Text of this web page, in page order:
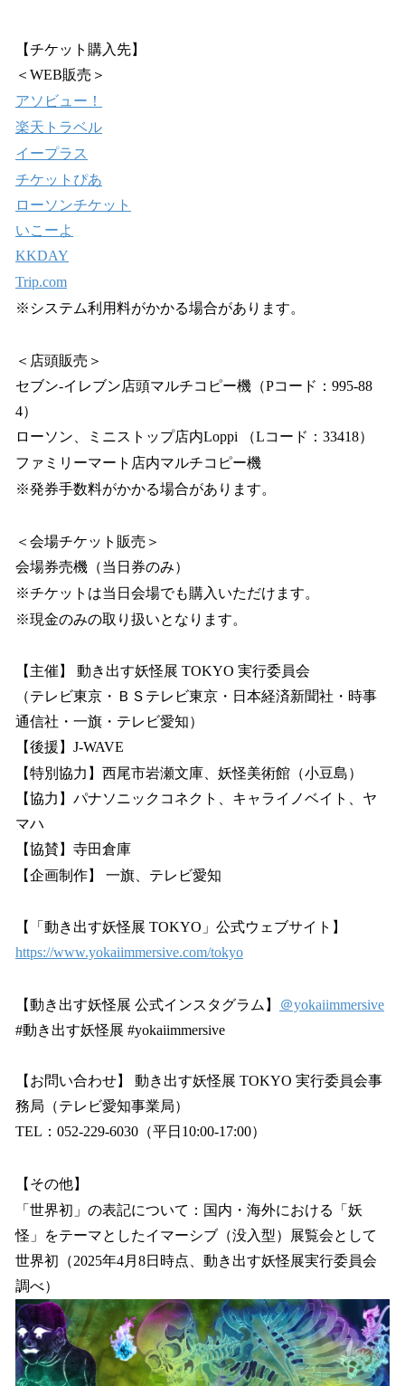
【チケット購入先】
＜WEB販売＞
アソビュー！
楽天トラベル
イープラス
チケットぴあ
ローソンチケット
いこーよ
KKDAY
Trip.com
※システム利用料がかかる場合があります。
＜店頭販売＞
セブン‐イレブン店頭マルチコピー機（Pコード：995-88
4）
ローソン、ミニストップ店内Loppi （Lコード：33418）
ファミリーマート店内マルチコピー機
※発券手数料がかかる場合があります。
＜会場チケット販売＞
会場券売機（当日券のみ）
※チケットは当日会場でも購入いただけます。
※現金のみの取り扱いとなります。
【主催】 動き出す妖怪展 TOKYO 実行委員会
（テレビ東京・ＢＳテレビ東京・日本経済新聞社・時事
通信社・一旗・テレビ愛知）
【後援】J-WAVE
【特別協力】西尾市岩瀬文庫、妖怪美術館（小豆島）
【協力】パナソニックコネクト、キャライノベイト、ヤ
マハ
【協賛】寺田倉庫
【企画制作】 一旗、テレビ愛知
【「動き出す妖怪展 TOKYO」公式ウェブサイト】
https://www.yokaiimmersive.com/tokyo
【動き出す妖怪展 公式インスタグラム】
＠yokaiimmersive
#動き出す妖怪展 #yokaiimmersive
【お問い合わせ】 動き出す妖怪展 TOKYO 実⾏委員会事
務局（テレビ愛知事業局）
TEL：052-229-6030（平日10:00-17:00）
【その他】
「世界初」の表記について：国内・海外における「妖
怪」をテーマとしたイマーシブ（没入型）展覧会として
世界初（2025年4月8日時点、動き出す妖怪展実行委員会
調べ）